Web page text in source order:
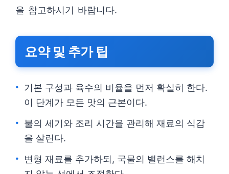
을 참고하시기 바랍니다.
요약 및 추가 팁
기본 구성과 육수의 비율을 먼저 확실히 한다.
이 단계가 모든 맛의 근본이다.
불의 세기와 조리 시간을 관리해 재료의 식감
을 살린다.
변형 재료를 추가하되, 국물의 밸런스를 해치